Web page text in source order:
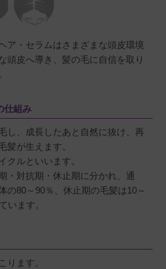
ア・セラムはさまざまな頭皮環境
頭皮へ導き、髪の毛に自信を取り
仕組み
し、成長したあと自然に抜け、再
髪が生えます。
クルといいます。
・対抗期・休止期に分かれ、通
の80～90％、休止期の毛髪は10～
います。
ります。